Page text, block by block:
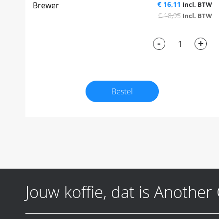
Brewer
€ 16,11
€ 18,95
- +
Bestel
Jouw koffie, dat is Another